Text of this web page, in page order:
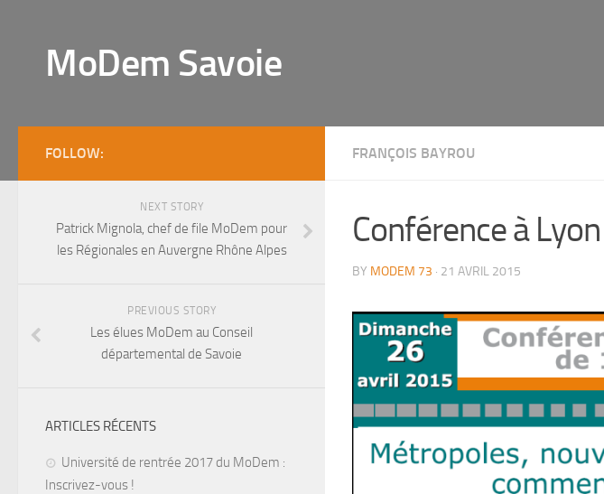
MoDem Savoie
FRANÇOIS BAYROU
Conférence à
BY MODEM 73 · 21 AVRIL 2015
FOLLOW:
NEXT STORY
Patrick Mignola, chef de file MoDem pour
les Régionales en Auvergne Rhône Alpes
PREVIOUS STORY
Les élues MoDem au Conseil
départemental de Savoie
ARTICLES RÉCENTS
Université de rentrée 2017 du MoDem :
Inscrivez-vous !